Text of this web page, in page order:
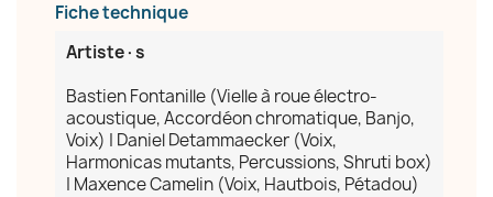
Fiche technique
Artiste·s
Bastien Fontanille (Vielle à roue électro-
acoustique, Accordéon chromatique, Banjo,
Voix) | Daniel Detammaecker (Voix,
Harmonicas mutants, Percussions, Shruti box)
| Maxence Camelin (Voix, Hautbois, Pétadou)